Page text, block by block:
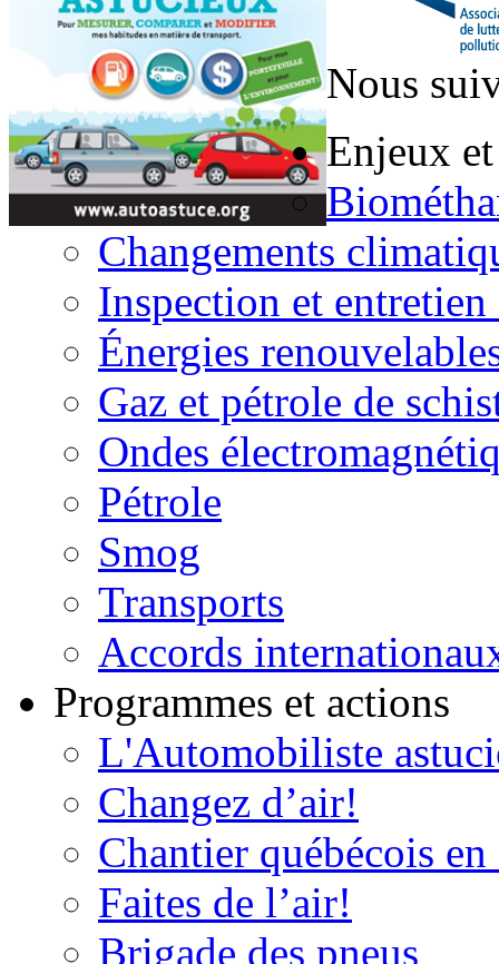
Nous
Enjeux
Changements
Inspection et entretien
Énergies
Gaz et pétrole de
Ondes
Pétrole
Smog
Transports
Accords
Programmes et actions
L'Automobiliste
Changez d’air!
Chantier québécois
Faites de l’air!
Brigade des pneus